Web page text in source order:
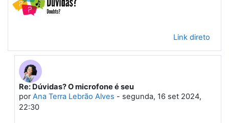
Link direto
Em resposta à Primeiro post
Re: Dúvidas? O microfone é seu
porAna Terra Lebrão Alves - segunda, 16 set 2024,
22:30